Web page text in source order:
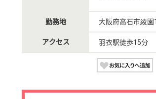
勤務地 大阪府高石市綾園
アクセス 羽衣駅徒歩15分